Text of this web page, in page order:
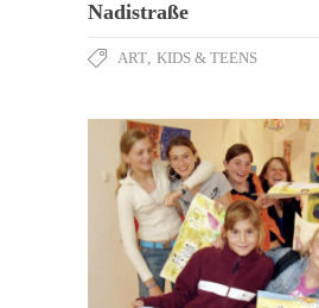
Nadistraße
ART KIDS & TEENS